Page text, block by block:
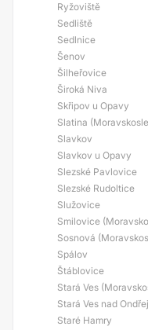
Ryžoviště
Sedliště
Sedlnice
Šenov
Šilheřovice
Široká Niva
Skřipov u Opavy
Slatina
Slavkov
Slavkov u Opavy
Slezské Pavlovice
Slezské Rudoltice
Služovice
Smilovice
Sosnová
Spálov
Štáblovice
Stará Ves
Stará Ves nad
Staré Hamry